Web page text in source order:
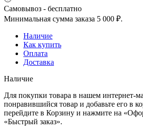
Самовывоз - бесплатно
Минимальная сумма заказа 5 000 ₽.
Наличие
Как купить
Оплата
Доставка
Наличие
Для покупки товара в нашем интернет-
понравившийся товар и добавьте его в
перейдите в Корзину и нажмите на
«Быстрый заказ».